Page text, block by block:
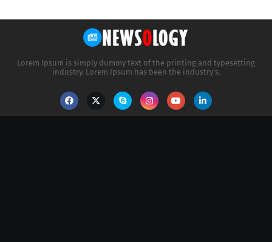
Lorem Ipsum is simply dummy text of the printing and typesetting
industry. Lorem Ipsum has been the industry's.